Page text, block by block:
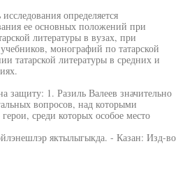
определяется
ее основных положений при
литературы в вузах, при
монографий по татарской
татарской литературы в средних и
1. Разиль Валеев значительно
вопросов, над которыми
среди которых особое место
яктылыгыкда. - Казан: Изд-во